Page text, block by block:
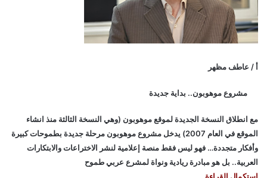
أ / عاطف مظهر
مشروع موهوبون.. بداية جديدة
مع انطلاق النسخة الجديدة لموقع موهوبون (وهي النسخة الثالثة منذ انشاء
الموقع في العام 2007) يدخل مشروع موهوبون مرحلة جديدة بطموحات كبيرة
وأفكار متجددة… فهو ليس فقط منصة إعلامية لنشر الاختراعات والابتكارات
العربية.. بل هو مبادرة ريادية ونواة لمشرع عربي طموح